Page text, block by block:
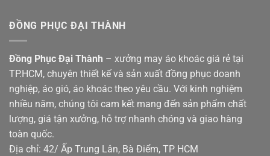
ĐỒNG PHỤC ĐẠI THÀNH
Đồng Phục Đại Thành – xưởng may áo khoác giá rẻ tại
TP.HCM, chuyên thiết kế và sản xuất đồng phục doanh
nghiệp, áo gió, áo khoác theo yêu cầu. Với kinh nghiệm
nhiều năm, chúng tôi cam kết mang đến sản phẩm chất
lượng, giá tận xưởng, hỗ trợ nhanh chóng và giao hàng
toàn quốc.
Địa chỉ: 42/ Ấp Trung Lân, Bà Điểm, TP HCM